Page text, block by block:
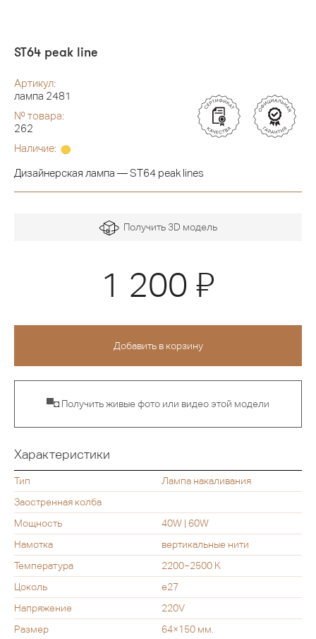
ST64 peak line
Артикул:
лампа 2481
№ товара:
262
Наличие:
Дизайнерская лампа — ST64 peak lines
Получить 3D модель
1 200 Я
▀◘ Получить живые фото или видео этой модели
Характеристики
Тип
Лампа накаливания
Заостренная колба
Мощность
40W | 60W
Намотка
вертикальные нити
Температура
2200−2500 K
Цоколь
e27
Напряжение
220V
Размер
64×150 мм.